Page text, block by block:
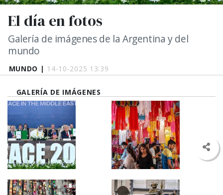
MUNDO | 14-10-2025 13:39
El día en fotos
Galería de imágenes de la Argentina y del
mundo
GALERÍA DE IMÁGENES